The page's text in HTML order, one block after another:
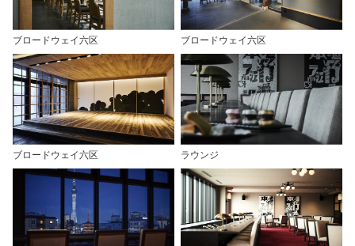
ブロードウェイ六区 ブロードウェイ六区
ブロードウェイ六区 ラウンジ